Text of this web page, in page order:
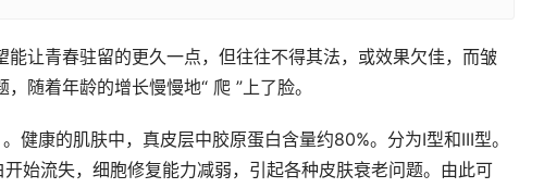
让青春驻留的更久一点，但往往不得其法，或效果欠佳，而皱
随着年龄的增长慢慢地“ 爬 ”上了脸。
健康的肌肤中，真皮层中胶原蛋白含量约80%。分为I型和III型。
始流失，细胞修复能力减弱，引起各种皮肤衰老问题。由此可